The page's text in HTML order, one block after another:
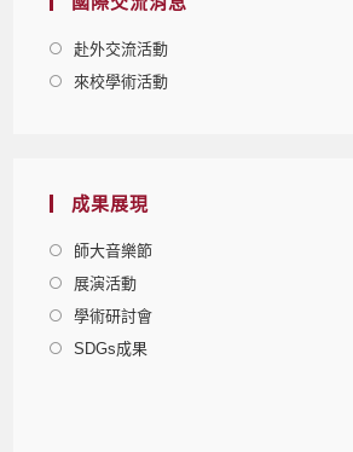
赴外交流活動
來校學術活動
成果展現
師大音樂節
展演活動
學術研討會
SDGs成果